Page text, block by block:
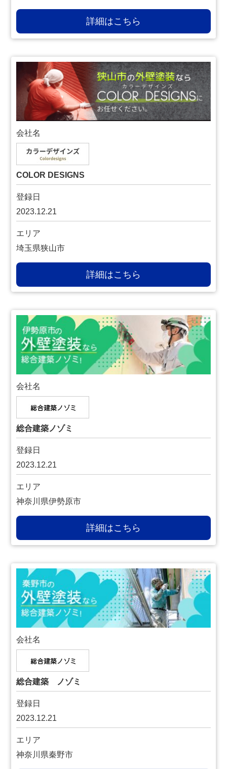
詳細はこちら
会社名
COLOR DESIGNS
登録日
2023.12.21
エリア
埼玉県狭山市
詳細はこちら
会社名
総合建築ノゾミ
登録日
2023.12.21
エリア
神奈川県伊勢原市
詳細はこちら
会社名
総合建築 ノゾミ
登録日
2023.12.21
エリア
神奈川県秦野市